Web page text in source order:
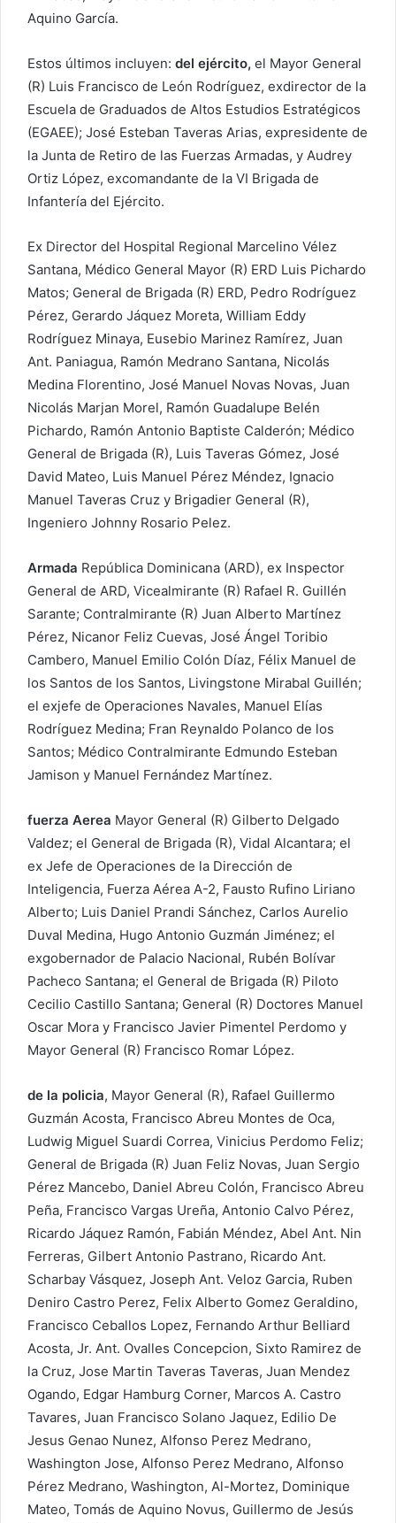
Aquino García.
Estos últimos incluyen: del ejército, el Mayor General
(R) Luis Francisco de León Rodríguez, exdirector de la
Escuela de Graduados de Altos Estudios Estratégicos
(EGAEE); José Esteban Taveras Arias, expresidente de
la Junta de Retiro de las Fuerzas Armadas, y Audrey
Ortiz López, excomandante de la VI Brigada de
Infantería del Ejército.
Ex Director del Hospital Regional Marcelino Vélez
Santana, Médico General Mayor (R) ERD Luis Pichardo
Matos; General de Brigada (R) ERD, Pedro Rodríguez
Pérez, Gerardo Jáquez Moreta, William Eddy
Rodríguez Minaya, Eusebio Marinez Ramírez, Juan
Ant. Paniagua, Ramón Medrano Santana, Nicolás
Medina Florentino, José Manuel Novas Novas, Juan
Nicolás Marjan Morel, Ramón Guadalupe Belén
Pichardo, Ramón Antonio Baptiste Calderón; Médico
General de Brigada (R), Luis Taveras Gómez, José
David Mateo, Luis Manuel Pérez Méndez, Ignacio
Manuel Taveras Cruz y Brigadier General (R),
Ingeniero Johnny Rosario Pelez.
Armada República Dominicana (ARD), ex Inspector
General de ARD, Vicealmirante (R) Rafael R. Guillén
Sarante; Contralmirante (R) Juan Alberto Martínez
Pérez, Nicanor Feliz Cuevas, José Ángel Toribio
Cambero, Manuel Emilio Colón Díaz, Félix Manuel de
los Santos de los Santos, Livingstone Mirabal Guillén;
el exjefe de Operaciones Navales, Manuel Elías
Rodríguez Medina; Fran Reynaldo Polanco de los
Santos; Médico Contralmirante Edmundo Esteban
Jamison y Manuel Fernández Martínez.
fuerza Aerea Mayor General (R) Gilberto Delgado
Valdez; el General de Brigada (R), Vidal Alcantara; el
ex Jefe de Operaciones de la Dirección de
Inteligencia, Fuerza Aérea A-2, Fausto Rufino Liriano
Alberto; Luis Daniel Prandi Sánchez, Carlos Aurelio
Duval Medina, Hugo Antonio Guzmán Jiménez; el
exgobernador de Palacio Nacional, Rubén Bolívar
Pacheco Santana; el General de Brigada (R) Piloto
Cecilio Castillo Santana; General (R) Doctores Manuel
Oscar Mora y Francisco Javier Pimentel Perdomo y
Mayor General (R) Francisco Romar López.
de la policia, Mayor General (R), Rafael Guillermo
Guzmán Acosta, Francisco Abreu Montes de Oca,
Ludwig Miguel Suardi Correa, Vinicius Perdomo Feliz;
General de Brigada (R) Juan Feliz Novas, Juan Sergio
Pérez Mancebo, Daniel Abreu Colón, Francisco Abreu
Peña, Francisco Vargas Ureña, Antonio Calvo Pérez,
Ricardo Jáquez Ramón, Fabián Méndez, Abel Ant. Nin
Ferreras, Gilbert Antonio Pastrano, Ricardo Ant.
Scharbay Vásquez, Joseph Ant. Veloz Garcia, Ruben
Deniro Castro Perez, Felix Alberto Gomez Geraldino,
Francisco Ceballos Lopez, Fernando Arthur Belliard
Acosta, Jr. Ant. Ovalles Concepcion, Sixto Ramirez de
la Cruz, Jose Martin Taveras Taveras, Juan Mendez
Ogando, Edgar Hamburg Corner, Marcos A. Castro
Tavares, Juan Francisco Solano Jaquez, Edilio De
Jesus Genao Nunez, Alfonso Perez Medrano,
Washington Jose, Alfonso Perez Medrano, Alfonso
Pérez Medrano, Washington, Al-Mortez, Dominique
Mateo, Tomás de Aquino Novus, Guillermo de Jesús